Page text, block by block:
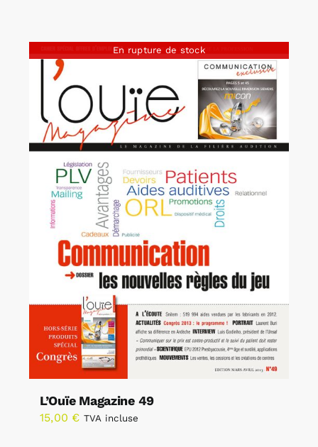
En rupture de stock
L’Ouïe Magazine 49
15,00 € TVA incluse